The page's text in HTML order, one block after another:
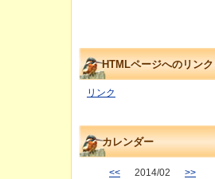
HTMLページへのリンク
リンク
カレンダー
<< 2014/02 >>